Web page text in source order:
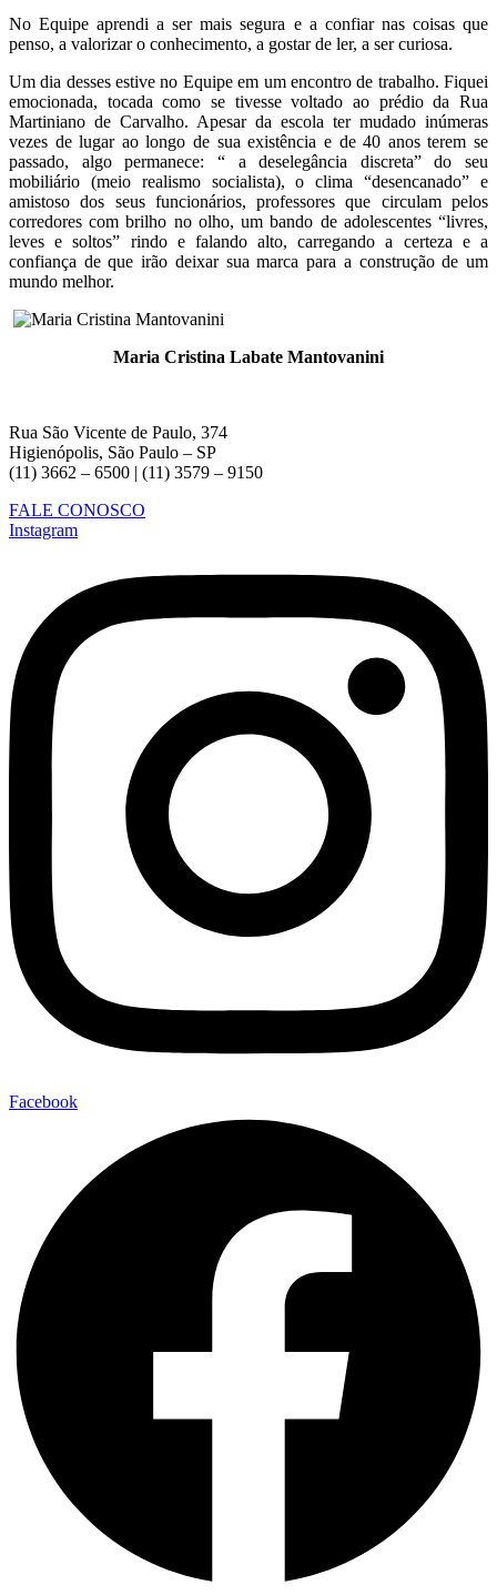
No Equipe aprendi a ser mais segura e a confiar nas coisas que
penso, a valorizar o conhecimento, a gostar de ler, a ser curiosa.
Um dia desses estive no Equipe em um encontro de trabalho. Fiquei
emocionada, tocada como se tivesse voltado ao prédio da Rua
Martiniano de Carvalho. Apesar da escola ter mudado inúmeras
vezes de lugar ao longo de sua existência e de 40 anos terem se
passado, algo permanece: “ a deselegância discreta” do seu
mobiliário (meio realismo socialista), o clima “desencanado” e
amistoso dos seus funcionários, professores que circulam pelos
corredores com brilho no olho, um bando de adolescentes “livres,
leves e soltos” rindo e falando alto, carregando a certeza e a
confiança de que irão deixar sua marca para a construção de um
mundo melhor.
Maria Cristina Labate Mantovanini
Rua São Vicente de Paulo, 374
Higienópolis, São Paulo – SP
(11) 3662 – 6500 | (11) 3579 – 9150
FALE CONOSCO
Instagram
Facebook